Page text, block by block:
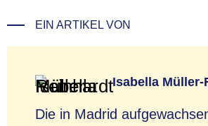
EIN ARTIKEL VON
Isabella Müller-
Die in Madrid